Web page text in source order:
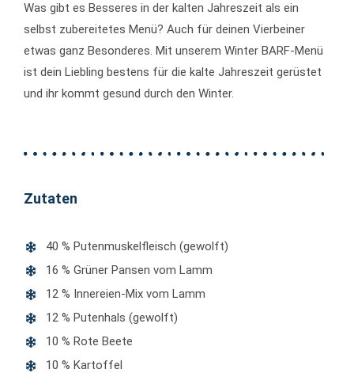
Was gibt es Besseres in der kalten Jahreszeit als ein
selbst zubereitetes Menü? Auch für deinen Vierbeiner
etwas ganz Besonderes. Mit unserem Winter BARF-Menü
ist dein Liebling bestens für die kalte Jahreszeit gerüstet
und ihr kommt gesund durch den Winter.
Zutaten
40 % Putenmuskelfleisch (gewolft)
16 % Grüner Pansen vom Lamm
12 % Innereien-Mix vom Lamm
12 % Putenhals (gewolft)
10 % Rote Beete
10 % Kartoffel